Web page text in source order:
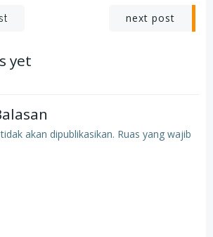
next post
yet
akan dipublikasikan. Ruas yang wajib